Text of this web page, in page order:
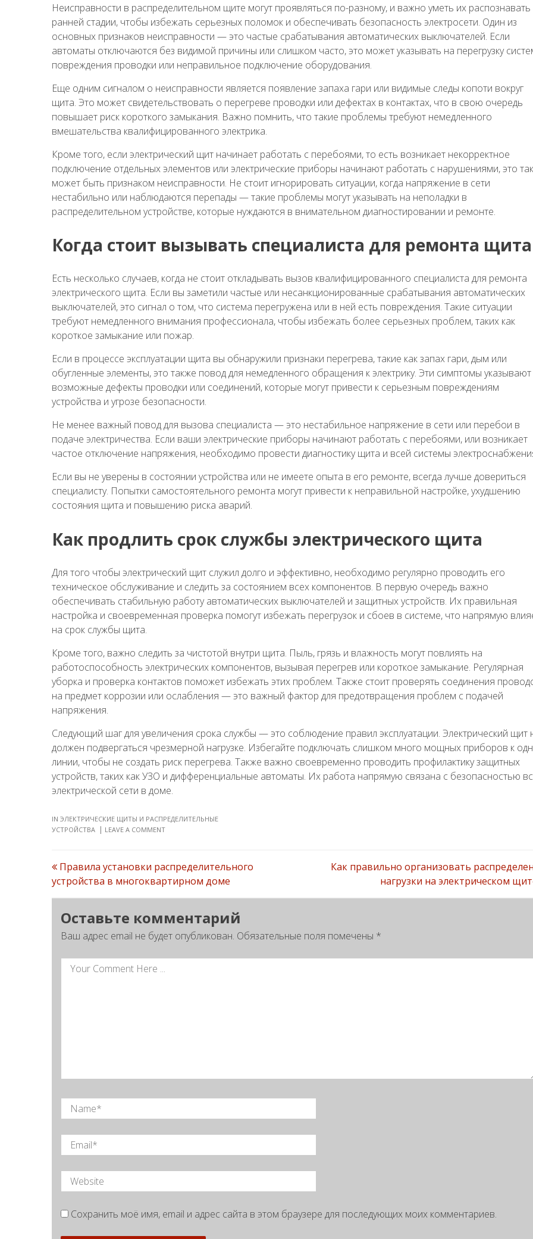
Неисправности в распределительном щите могут проявляться по-разному, и важно уметь их
ранней стадии, чтобы избежать серьезных поломок и обеспечивать безопасность электросети. Один из
основных признаков неисправности — это частые срабатывания автоматических выключателей. Если
автоматы отключаются без видимой причины или слишком часто, это может указывать на перегрузку
повреждения проводки или неправильное подключение оборудования.
Еще одним сигналом о неисправности является появление запаха гари или видимые следы копоти вокруг
щита. Это может свидетельствовать о перегреве проводки или дефектах в контактах, что в свою очередь
повышает риск короткого замыкания. Важно помнить, что такие проблемы требуют немедленного
вмешательства квалифицированного электрика.
Кроме того, если электрический щит начинает работать с перебоями, то есть возникает некорректное
подключение отдельных элементов или электрические приборы начинают работать с нарушениями, это
может быть признаком неисправности. Не стоит игнорировать ситуации, когда напряжение в сети
нестабильно или наблюдаются перепады — такие проблемы могут указывать на неполадки в
распределительном устройстве, которые нуждаются в внимательном диагностировании и ремонте.
Когда стоит вызывать специалиста для ремонта щита
Есть несколько случаев, когда не стоит откладывать вызов квалифицированного специалиста для ремонта
электрического щита. Если вы заметили частые или несанкционированные срабатывания автоматических
выключателей, это сигнал о том, что система перегружена или в ней есть повреждения. Такие ситуации
требуют немедленного внимания профессионала, чтобы избежать более серьезных проблем, таких как
короткое замыкание или пожар.
Если в процессе эксплуатации щита вы обнаружили признаки перегрева, такие как запах гари, дым или
обугленные элементы, это также повод для немедленного обращения к электрику. Эти симптомы
возможные дефекты проводки или соединений, которые могут привести к серьезным повреждениям
устройства и угрозе безопасности.
Не менее важный повод для вызова специалиста — это нестабильное напряжение в сети или перебои в
подаче электричества. Если ваши электрические приборы начинают работать с перебоями, или возникает
частое отключение напряжения, необходимо провести диагностику щита и всей системы
Если вы не уверены в состоянии устройства или не имеете опыта в его ремонте, всегда лучше довериться
специалисту. Попытки самостоятельного ремонта могут привести к неправильной настройке, ухудшению
состояния щита и повышению риска аварий.
Как продлить срок службы электрического щита
Для того чтобы электрический щит служил долго и эффективно, необходимо регулярно проводить его
техническое обслуживание и следить за состоянием всех компонентов. В первую очередь важно
обеспечивать стабильную работу автоматических выключателей и защитных устройств. Их правильная
настройка и своевременная проверка помогут избежать перегрузок и сбоев в системе, что напрямую
на срок службы щита.
Кроме того, важно следить за чистотой внутри щита. Пыль, грязь и влажность могут повлиять на
работоспособность электрических компонентов, вызывая перегрев или короткое замыкание. Регулярная
уборка и проверка контактов поможет избежать этих проблем. Также стоит проверять соединения
на предмет коррозии или ослабления — это важный фактор для предотвращения проблем с подачей
напряжения.
Следующий шаг для увеличения срока службы — это соблюдение правил эксплуатации. Электрический щит
должен подвергаться чрезмерной нагрузке. Избегайте подключать слишком много мощных приборов к
линии, чтобы не создать риск перегрева. Также важно своевременно проводить профилактику защитных
устройств, таких как УЗО и дифференциальные автоматы. Их работа напрямую связана с безопасностью
электрической сети в доме.
IN ЭЛЕКТРИЧЕСКИЕ ЩИТЫ И РАСПРЕДЕЛИТЕЛЬНЫЕ
УСТРОЙСТВА
LEAVE A COMMENT
Post
navigation
Правила установки распределительного
устройства в многоквартирном доме
Как правильно организовать
нагрузки на электрическом
Оставьте комментарий
Ваш адрес email не будет опубликован. Обязательные поля помечены *
Сохранить моё имя, email и адрес сайта в этом браузере для последующих моих комментариев.